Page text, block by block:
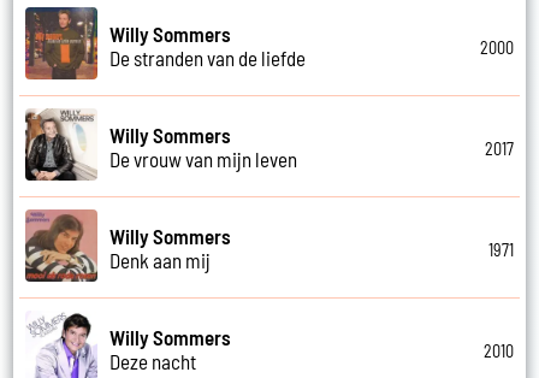
Willy Sommers
De stranden van de liefde
2000
Willy Sommers
De vrouw van mijn leven
2017
Willy Sommers
Denk aan mij
1971
Willy Sommers
Deze nacht
2010